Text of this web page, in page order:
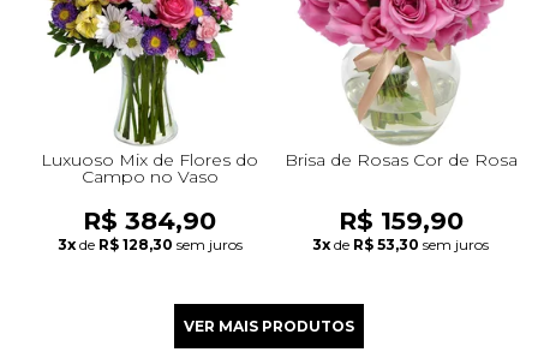
Luxuoso Mix de Flores do
Campo no Vaso
R$ 384,90
3x de R$ 128,30 sem juros
Brisa de Rosas Cor de Rosa
R$ 159,90
3x de R$ 53,30 sem juros